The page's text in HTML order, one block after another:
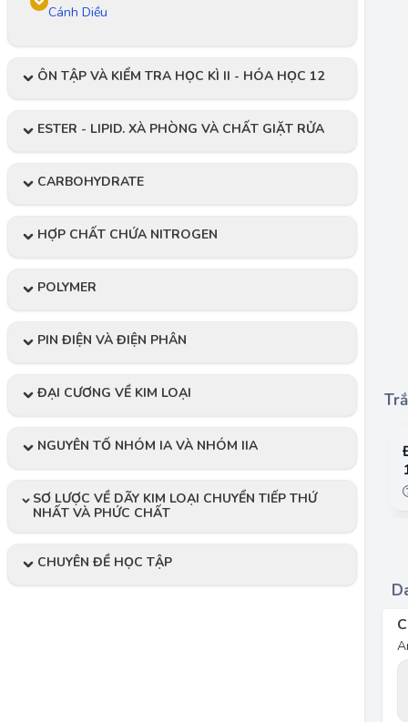
Cánh Diều
ÔN TẬP VÀ KIỂM TRA HỌC KÌ II - HÓA HỌC 12
ESTER - LIPID. XÀ PHÒNG VÀ CHẤT GIẶT RỬA
CARBOHYDRATE
HỢP CHẤT CHỨA NITROGEN
POLYMER
PIN ĐIỆN VÀ ĐIỆN PHÂN
ĐẠI CƯƠNG VỀ KIM LOẠI
NGUYÊN TỐ NHÓM IA VÀ NHÓM IIA
SƠ LƯỢC VỀ DÃY KIM LOẠI CHUYỂN TIẾP THỨ
NHẤT VÀ PHỨC CHẤT
CHUYÊN ĐỀ HỌC TẬP